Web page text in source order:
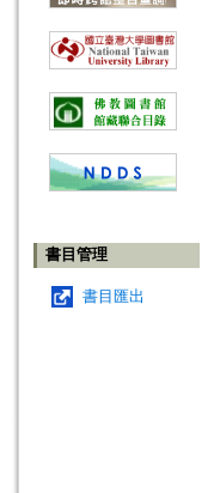
書目管理
書目匯出